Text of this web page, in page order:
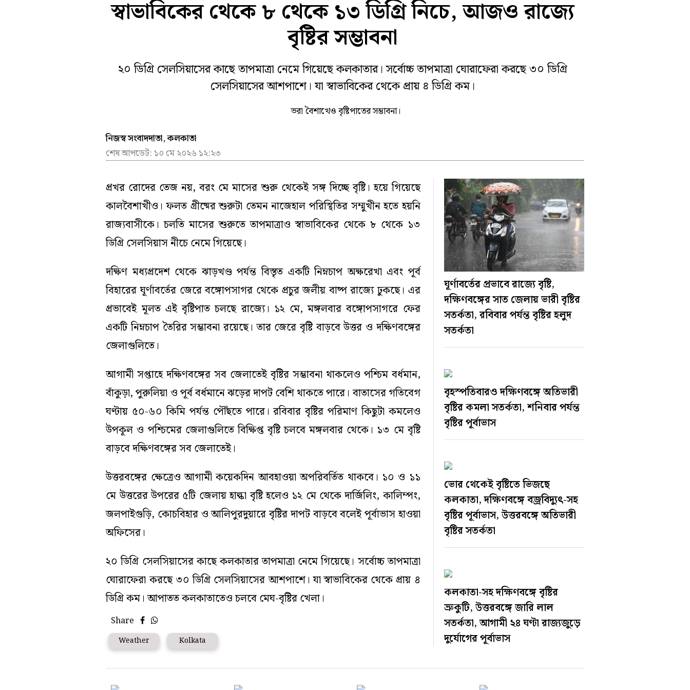
সম্পাদকীয়
আবহাওয়া
তদন্তমূলক প্রতিবেদন
কোচবিহার
জলপাইগুড়ি
পূর্ব বর্ধমান
স্বাভাবিকের থেকে ৮ থেকে ১৩ ডিগ্রি নিচে, আজও রাজ্যে
বৃষ্টির সম্ভাবনা
২০ ডিগ্রি সেলসিয়াসের কাছে তাপমাত্রা নেমে গিয়েছে কলকাতার। সর্বোচ্চ তাপমাত্রা ঘোরাফেরা করছে ৩০ ডিগ্রি
সেলসিয়াসের আশপাশে। যা স্বাভাবিকের থেকে প্রায় ৪ ডিগ্রি কম।
ভরা বৈশাখেও বৃষ্টিপাতের সম্ভাবনা।
নিজস্ব সংবাদদাতা, কলকাতা
শেষ আপডেট: ১০ মে ২০২৬ ১২:২৩
প্রখর রোদের তেজ নয়, বরং মে মাসের শুরু থেকেই সঙ্গ দিচ্ছে বৃষ্টি। হয়ে গিয়েছে
কালবৈশাখীও। ফলত গ্রীষ্মের শুরুটা তেমন নাজেহাল পরিস্থিতির সম্মুখীন হতে হয়নি
রাজ্যবাসীকে। চলতি মাসের শুরুতে তাপমাত্রাও স্বাভাবিকের থেকে ৮ থেকে ১৩
ডিগ্রি সেলসিয়াস নীচে নেমে গিয়েছে।
দক্ষিণ মধ্যপ্রদেশ থেকে ঝাড়খণ্ড পর্যন্ত বিস্তৃত একটি নিম্নচাপ অক্ষরেখা এবং পূর্ব
বিহারের ঘূর্ণাবর্তের জেরে বঙ্গোপসাগর থেকে প্রচুর জলীয় বাষ্প রাজ্যে ঢুকছে। এর
প্রভাবেই মূলত এই বৃষ্টিপাত চলছে রাজ্যে। ১২ মে, মঙ্গলবার বঙ্গোপসাগরে ফের
একটি নিম্নচাপ তৈরির সম্ভাবনা রয়েছে। তার জেরে বৃষ্টি বাড়বে উত্তর ও দক্ষিণবঙ্গের
জেলাগুলিতে।
আগামী সপ্তাহে দক্ষিণবঙ্গের সব জেলাতেই বৃষ্টির সম্ভাবনা থাকলেও পশ্চিম বর্ধমান,
বাঁকুড়া, পুরুলিয়া ও পূর্ব বর্ধমানে ঝড়ের দাপট বেশি থাকতে পারে। বাতাসের গতিবেগ
ঘণ্টায় ৫০-৬০ কিমি পর্যন্ত পৌঁছতে পারে। রবিবার বৃষ্টির পরিমাণ কিছুটা কমলেও
উপকূল ও পশ্চিমের জেলাগুলিতে বিক্ষিপ্ত বৃষ্টি চলবে মঙ্গলবার থেকে। ১৩ মে বৃষ্টি
বাড়বে দক্ষিণবঙ্গের সব জেলাতেই।
উত্তরবঙ্গের ক্ষেত্রেও আগামী কয়েকদিন আবহাওয়া অপরিবর্তিত থাকবে। ১০ ও ১১
মে উত্তরের উপরের ৫টি জেলায় হাল্কা বৃষ্টি হলেও ১২ মে থেকে দার্জিলিং, কালিম্পং,
জলপাইগুড়ি, কোচবিহার ও আলিপুরদুয়ারে বৃষ্টির দাপট বাড়বে বলেই পূর্বাভাস হাওয়া
অফিসের।
২০ ডিগ্রি সেলসিয়াসের কাছে কলকাতার তাপমাত্রা নেমে গিয়েছে। সর্বোচ্চ তাপমাত্রা
ঘোরাফেরা করছে ৩০ ডিগ্রি সেলসিয়াসের আশপাশে। যা স্বাভাবিকের থেকে প্রায় ৪
ডিগ্রি কম। আপাতত কলকাতাতেও চলবে মেঘ-বৃষ্টির খেলা।
Share
Weather Kolkata
ঘূর্ণাবর্তের প্রভাবে রাজ্যে বৃষ্টি,
দক্ষিণবঙ্গের সাত জেলায় ভারী বৃষ্টির
সতর্কতা, রবিবার পর্যন্ত বৃষ্টির হলুদ
সতর্কতা
বৃহস্পতিবারও দক্ষিণবঙ্গে অতিভারী
বৃষ্টির কমলা সতর্কতা, শনিবার পর্যন্ত
বৃষ্টির পূর্বাভাস
ভোর থেকেই বৃষ্টিতে ভিজছে
কলকাতা, দক্ষিণবঙ্গে বজ্রবিদ্যুৎ-সহ
বৃষ্টির পূর্বাভাস, উত্তরবঙ্গে অতিভারী
বৃষ্টির সতর্কতা
কলকাতা-সহ দক্ষিণবঙ্গে বৃষ্টির
ভ্রুকুটি, উত্তরবঙ্গে জারি লাল
সতর্কতা, আগামী ২৪ ঘণ্টা রাজ্যজুড়ে
দুর্যোগের পূর্বাভাস